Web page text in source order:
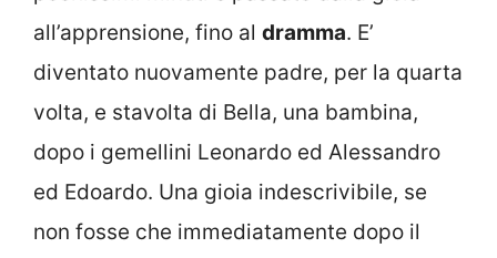
all’apprensione, fino al dramma. E’
diventato nuovamente padre, per la quarta
volta, e stavolta di Bella, una bambina,
dopo i gemellini Leonardo ed Alessandro
ed Edoardo. Una gioia indescrivibile, se
non fosse che immediatamente dopo il